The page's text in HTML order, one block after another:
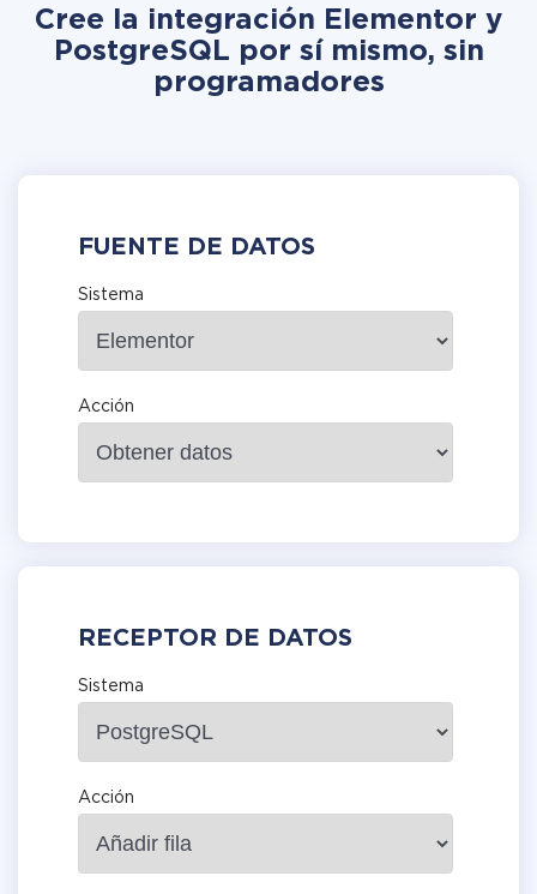
Cree la integración Elementor y
PostgreSQL por sí mismo, sin
programadores
FUENTE DE DATOS
Sistema
Acción
RECEPTOR DE DATOS
Sistema
Acción